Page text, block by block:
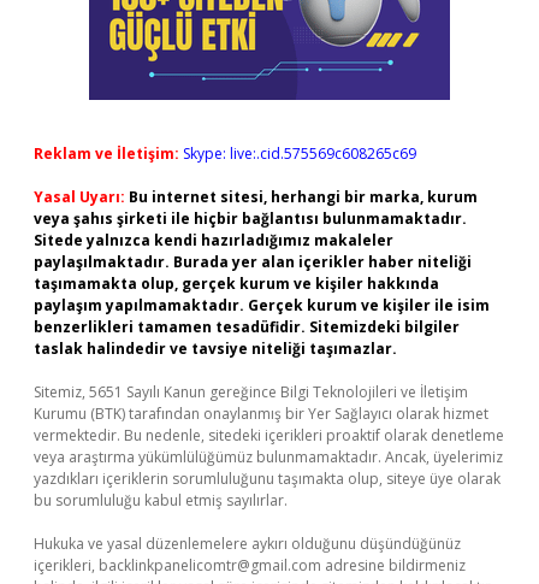
Reklam ve İletişim: Skype: live:.cid.575569c608265c69
Yasal Uyarı: Bu internet sitesi, herhangi bir marka, kurum
veya şahıs şirketi ile hiçbir bağlantısı bulunmamaktadır.
Sitede yalnızca kendi hazırladığımız makaleler
paylaşılmaktadır. Burada yer alan içerikler haber niteliği
taşımamakta olup, gerçek kurum ve kişiler hakkında
paylaşım yapılmamaktadır. Gerçek kurum ve kişiler ile isim
benzerlikleri tamamen tesadüfidir. Sitemizdeki bilgiler
taslak halindedir ve tavsiye niteliği taşımazlar.
Sitemiz, 5651 Sayılı Kanun gereğince Bilgi Teknolojileri ve İletişim
Kurumu (BTK) tarafından onaylanmış bir Yer Sağlayıcı olarak hizmet
vermektedir. Bu nedenle, sitedeki içerikleri proaktif olarak denetleme
veya araştırma yükümlülüğümüz bulunmamaktadır. Ancak, üyelerimiz
yazdıkları içeriklerin sorumluluğunu taşımakta olup, siteye üye olarak
bu sorumluluğu kabul etmiş sayılırlar.
Hukuka ve yasal düzenlemelere aykırı olduğunu düşündüğünüz
içerikleri, backlinkpanelicomtr@gmail.com adresine bildirmeniz